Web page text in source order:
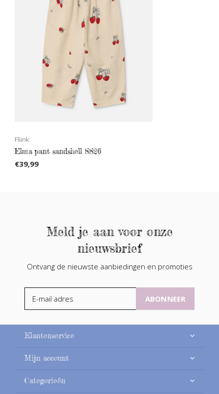
Fliink
Elma pant sandshell SS26
€39,99
Meld je aan voor onze
nieuwsbrief
Ontvang de nieuwste aanbiedingen en promoties
ABONNEER
Klantenservice
Mijn account
Categorieën